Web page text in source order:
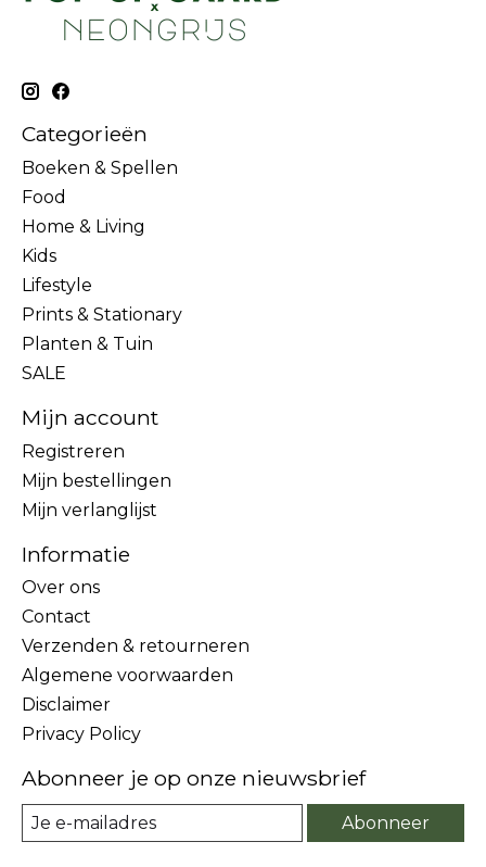
Categorieën
Boeken & Spellen
Food
Home & Living
Kids
Lifestyle
Prints & Stationary
Planten & Tuin
SALE
Mijn account
Registreren
Mijn bestellingen
Mijn verlanglijst
Informatie
Over ons
Contact
Verzenden & retourneren
Algemene voorwaarden
Disclaimer
Privacy Policy
Abonneer je op onze nieuwsbrief
Abonneer